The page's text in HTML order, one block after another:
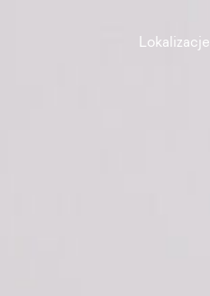
Lokalizacje